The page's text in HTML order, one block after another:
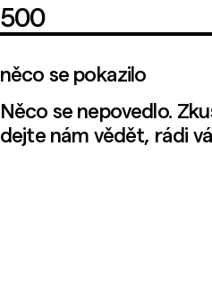
500
něco se pokazilo
Něco se nepovedlo.
dejte nám vědět, rádi